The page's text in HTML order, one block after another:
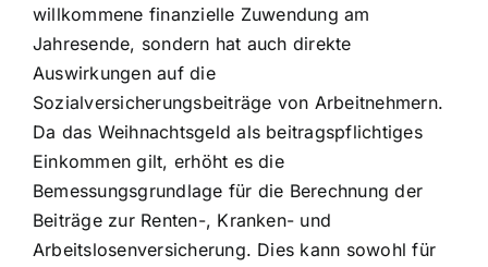
willkommene finanzielle Zuwendung am
Jahresende, sondern hat auch direkte
Auswirkungen auf die
Sozialversicherungsbeiträge von Arbeitnehmern.
Da das Weihnachtsgeld als beitragspflichtiges
Einkommen gilt, erhöht es die
Bemessungsgrundlage für die Berechnung der
Beiträge zur Renten-, Kranken- und
Arbeitslosenversicherung. Dies kann sowohl für